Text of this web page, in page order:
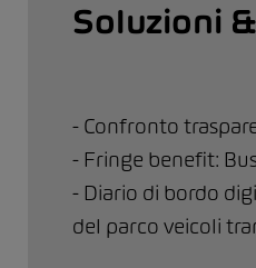
Soluzioni
- Confronto
- Fringe benefit:
- Diario di bordo
del parco veicoli